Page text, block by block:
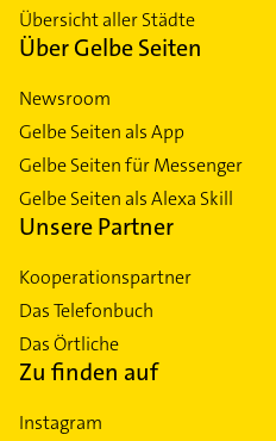
Übersicht aller Städte
Über Gelbe Seiten
Newsroom
Gelbe Seiten als App
Gelbe Seiten für Messenger
Gelbe Seiten als Alexa Skill
Unsere Partner
Kooperationspartner
Das Telefonbuch
Das Örtliche
Zu finden auf
Instagram